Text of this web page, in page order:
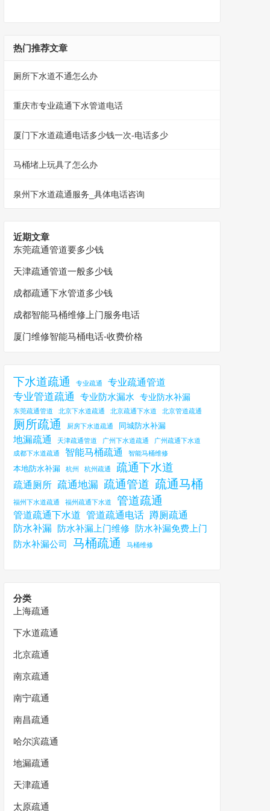
热门推荐文章
厕所下水道不通怎么办
重庆市专业疏通下水管道电话
厦门下水道疏通电话多少钱一次-电话多少
马桶堵上玩具了怎么办
泉州下水道疏通服务_具体电话咨询
近期文章
东莞疏通管道要多少钱
天津疏通管道一般多少钱
成都疏通下水管道多少钱
成都智能马桶维修上门服务电话
厦门维修智能马桶电话-收费价格
下水道疏通 专业疏通 专业疏通管道
专业管道疏通 专业防水漏水 专业防水补漏
东莞疏通管道 北京下水道疏通 北京疏通下水道 北京管道疏通
厕所疏通 厨房下水道疏通 同城防水补漏
地漏疏通 天津疏通管道 广州下水道疏通
广州疏通下水道
成都下水道疏通
智能马桶疏通 智能马桶维修
本地防水补漏 杭州 杭州疏通 疏通下水道
疏通厕所 疏通地漏 疏通管道 疏通马桶
福州下水道疏通 福州疏通下水道 管道疏通
管道疏通下水道 管道疏通电话 蹲厕疏通
防水补漏 防水补漏上门维修
防水补漏免费上门
防水补漏公司
马桶疏通 马桶维修
分类
上海疏通
下水道疏通
北京疏通
南京疏通
南宁疏通
南昌疏通
哈尔滨疏通
地漏疏通
天津疏通
太原疏通